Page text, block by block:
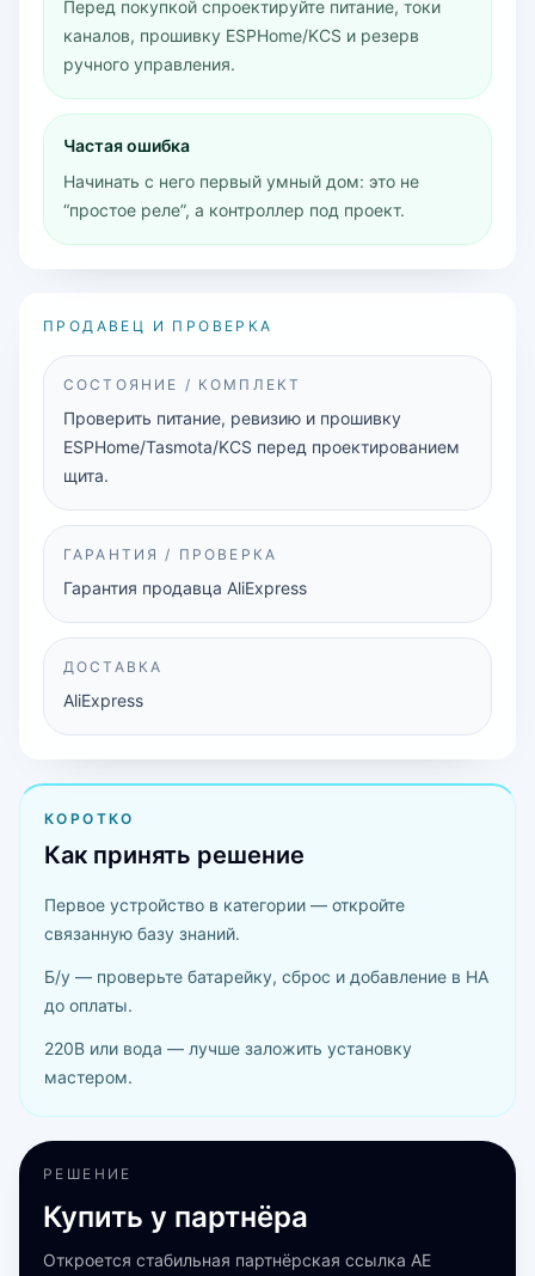
Перед покупкой спроектируйте питание, токи
каналов, прошивку ESPHome/KCS и резерв
ручного управления.
Частая ошибка
Начинать с него первый умный дом: это не
“простое реле”, а контроллер под проект.
ПРОДАВЕЦ И ПРОВЕРКА
СОСТОЯНИЕ / КОМПЛЕКТ
Проверить питание, ревизию и прошивку
ESPHome/Tasmota/KCS перед проектированием
щита.
ГАРАНТИЯ / ПРОВЕРКА
Гарантия продавца AliExpress
ДОСТАВКА
AliExpress
КОРОТКО
Как принять решение
Первое устройство в категории — откройте
связанную базу знаний.
Б/у — проверьте батарейку, сброс и добавление в HA
до оплаты.
220В или вода — лучше заложить установку
мастером.
РЕШЕНИЕ
Купить у партнёра
Откроется стабильная партнёрская ссылка AE